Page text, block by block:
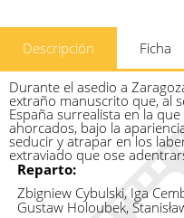
Descripción Ficha
Durante el asedio a
extraño manuscrito que, al
España surrealista en la
ahorcados, bajo la
seducir y atrapar en los
extraviado que ose
Reparto:
Zbigniew Cybulski, Iga
Gustaw Holoubek,